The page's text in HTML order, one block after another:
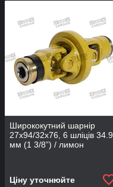
Ширококутний шарнір
27x94/32x76, 6 шліців 34.9
мм (1 3/8”) / лимон
Ціну уточнюйте